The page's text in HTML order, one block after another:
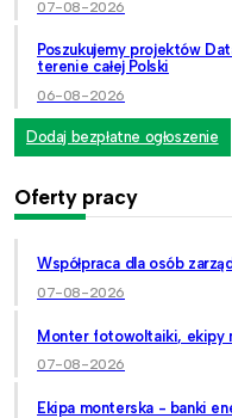
07-08-2026
Poszukujemy projektów
terenie całej Polski
06-08-2026
Dodaj bezpłatne ogłoszenie
Oferty pracy
Współpraca dla osób
07-08-2026
Monter fotowoltaiki, ekipy
07-08-2026
Ekipa monterska - banki